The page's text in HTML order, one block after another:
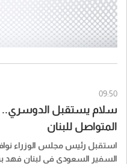
09:50
سلام يستقبل الدوسري..
المتواصل للبنان
استقبل رئيس مجلس الوزراء
السفير السعودي في لبنان فهد